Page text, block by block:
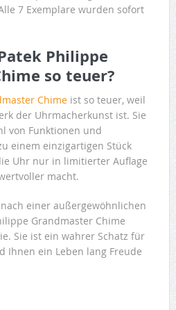
7 Exemplare wurden sofort
Philippe
so teuer?
Chimeist so teuer, weil
der Uhrmacherkunst ist. Sie
von Funktionen und
einem einzigartigen Stück
Uhr nur in limitierter Auflage
macht.
einer außergewöhnlichen
Grandmaster Chime
Sie ist ein wahrer Schatz für
Ihnen ein Leben lang Freude